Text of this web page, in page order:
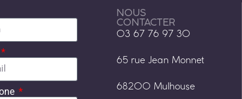
NOUS
CONTACTER
03 67 76 97 30
65 rue Jean Monnet
68200 Mulhouse